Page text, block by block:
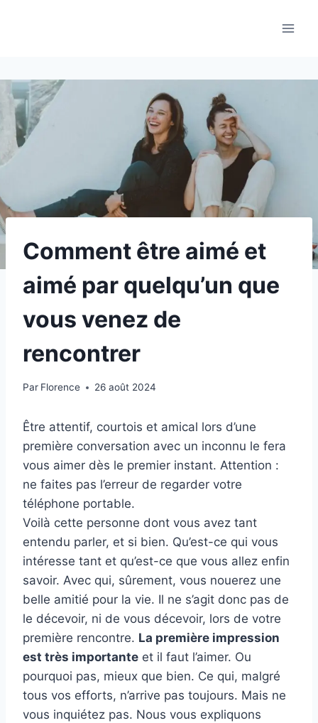
Comment être aimé et
aimé par quelqu’un que
vous venez de
rencontrer
Par Florence 26 août 2024
Être attentif, courtois et amical lors d’une
première conversation avec un inconnu le fera
vous aimer dès le premier instant. Attention :
ne faites pas l’erreur de regarder votre
téléphone portable.
Voilà cette personne dont vous avez tant
entendu parler, et si bien. Qu’est-ce qui vous
intéresse tant et qu’est-ce que vous allez enfin
savoir. Avec qui, sûrement, vous nouerez une
belle amitié pour la vie. Il ne s’agit donc pas de
le décevoir, ni de vous décevoir, lors de votre
première rencontre. La première impression
est très importante et il faut l’aimer. Ou
pourquoi pas, mieux que bien. Ce qui, malgré
tous vos efforts, n’arrive pas toujours. Mais ne
vous inquiétez pas. Nous vous expliquons